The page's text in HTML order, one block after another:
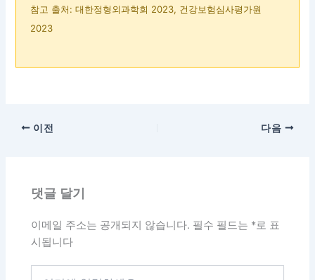
참고 출처: 대한정형외과학회 2023, 건강보험심사평가원
2023
이전 다음
댓글 달기
이메일 주소는 공개되지 않습니다. 필수 필드는 *로 표
시됩니다